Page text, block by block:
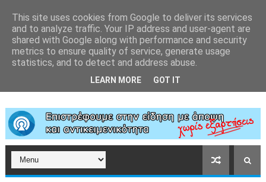
This site uses cookies from Google to deliver its services
and to analyze traffic. Your IP address and user-agent are
shared with Google along with performance and security
metrics to ensure quality of service, generate usage
statistics, and to detect and address abuse.
LEARN MORE GOT IT